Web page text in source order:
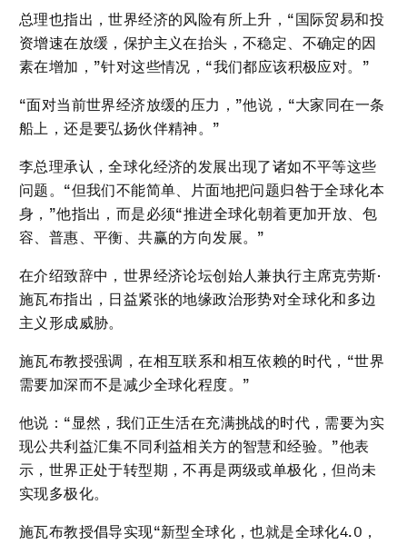
总理也指出，世界经济的风险有所上升，“国际贸易和投
资增速在放缓，保护主义在抬头，不稳定、不确定的因
素在增加，”针对这些情况，“我们都应该积极应对。”
“面对当前世界经济放缓的压力，”他说，“大家同在一条
船上，还是要弘扬伙伴精神。”
李总理承认，全球化经济的发展出现了诸如不平等这些
问题。“但我们不能简单、片面地把问题归咎于全球化本
身，”他指出，而是必须“推进全球化朝着更加开放、包
容、普惠、平衡、共赢的方向发展。”
在介绍致辞中，世界经济论坛创始人兼执行主席克劳斯·
施瓦布指出，日益紧张的地缘政治形势对全球化和多边
主义形成威胁。
施瓦布教授强调，在相互联系和相互依赖的时代，“世界
需要加深而不是减少全球化程度。”
他说：“显然，我们正生活在充满挑战的时代，需要为实
现公共利益汇集不同利益相关方的智慧和经验。”他表
示，世界正处于转型期，不再是两级或单极化，但尚未
实现多极化。
施瓦布教授倡导实现“新型全球化，也就是全球化4.0，